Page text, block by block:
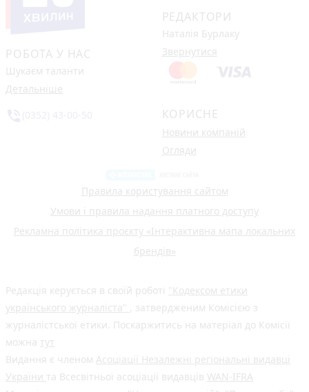
РОБОТА У НАС
Шукаєм таланти
Детальніше
РЕДАКТОРИ
Наталія Бурлаку
Звернутися
КОРИСНЕ
Новини компаній
Огляди
Правила користування сайтом
Умови і правила надання платного доступу
Рекламна політика проєкту «Інтерактивна мапа локальних
брендів»
Редакція керується в своїй роботі "Кодексом етики
українського журналіста" , затвердженим Комісією з
журналістської етики. Поскаржитись на матеріал до Комісії
можна тут
Видання є членом Асоціації Незалежні регіональні видавці
України та Всесвітньої асоціації видавців WAN-IFRA